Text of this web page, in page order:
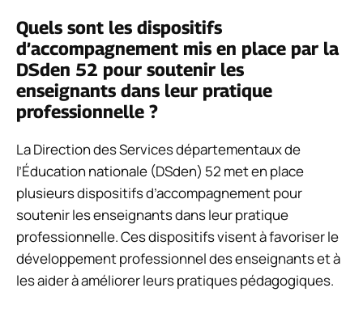
Quels sont les dispositifs
d’accompagnement mis en place par la
DSden 52 pour soutenir les
enseignants dans leur pratique
professionnelle ?
La Direction des Services départementaux de
l’Éducation nationale (DSden) 52 met en place
plusieurs dispositifs d’accompagnement pour
soutenir les enseignants dans leur pratique
professionnelle. Ces dispositifs visent à favoriser le
développement professionnel des enseignants et à
les aider à améliorer leurs pratiques pédagogiques.